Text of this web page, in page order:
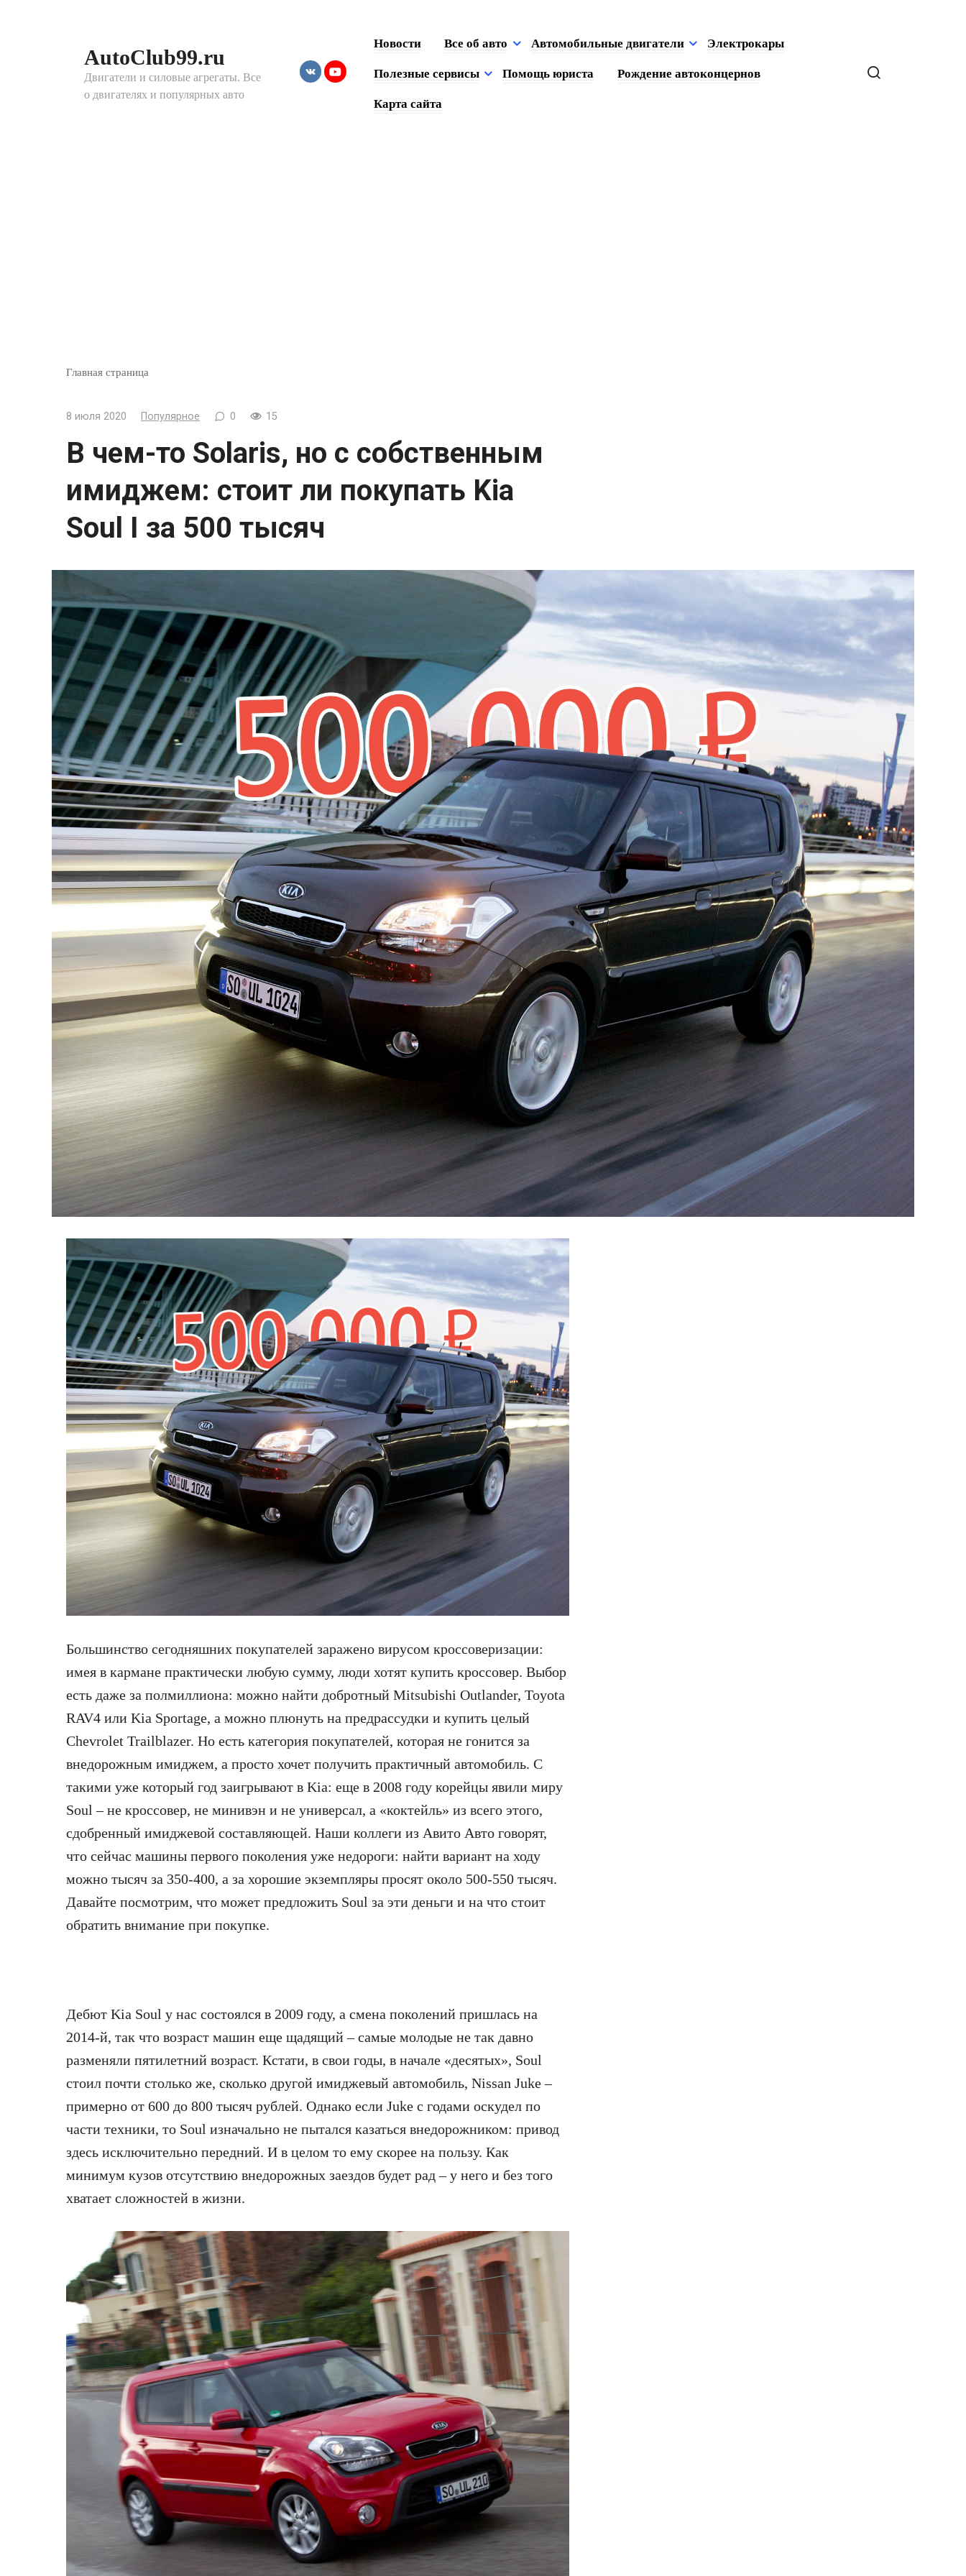
AutoClub99.ru
Двигатели и силовые агрегаты. Все
о двигателях и популярных авто
Новости Все об авто Автомобильные двигатели Электрокары
Полезные сервисы Помощь юриста Рождение автоконцернов
Карта сайта
Главная страница
8 июля 2020 Популярное 0 15
В чем-то Solaris, но с собственным
имиджем: стоит ли покупать Kia
Soul I за 500 тысяч
Большинство сегодняшних покупателей заражено вирусом кроссоверизации:
имея в кармане практически любую сумму, люди хотят купить кроссовер. Выбор
есть даже за полмиллиона: можно найти добротный Mitsubishi Outlander, Toyota
RAV4 или Kia Sportage, а можно плюнуть на предрассудки и купить целый
Chevrolet Trailblazer. Но есть категория покупателей, которая не гонится за
внедорожным имиджем, а просто хочет получить практичный автомобиль. С
такими уже который год заигрывают в Kia: еще в 2008 году корейцы явили миру
Soul – не кроссовер, не минивэн и не универсал, а «коктейль» из всего этого,
сдобренный имиджевой составляющей. Наши коллеги из Авито Авто говорят,
что сейчас машины первого поколения уже недороги: найти вариант на ходу
можно тысяч за 350-400, а за хорошие экземпляры просят около 500-550 тысяч.
Давайте посмотрим, что может предложить Soul за эти деньги и на что стоит
обратить внимание при покупке.
Дебют Kia Soul у нас состоялся в 2009 году, а смена поколений пришлась на
2014-й, так что возраст машин еще щадящий – самые молодые не так давно
разменяли пятилетний возраст. Кстати, в свои годы, в начале «десятых», Soul
стоил почти столько же, сколько другой имиджевый автомобиль, Nissan Juke –
примерно от 600 до 800 тысяч рублей. Однако если Juke с годами оскудел по
части техники, то Soul изначально не пытался казаться внедорожником: привод
здесь исключительно передний. И в целом то ему скорее на пользу. Как
минимум кузов отсутствию внедорожных заездов будет рад – у него и без того
хватает сложностей в жизни.